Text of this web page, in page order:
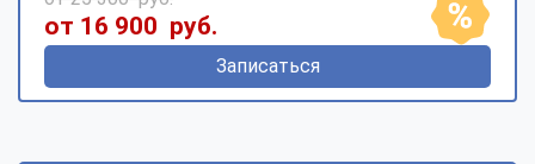
от 16 900 руб.
Записаться